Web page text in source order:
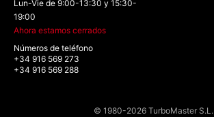
Lun-Vie de 9:00-13:30 y 15:30-
19:00
Ahora estamos cerrados
Números de teléfono
+34 916 569 273
+34 916 569 288
© 1980-2026 TurboMaster S.L.